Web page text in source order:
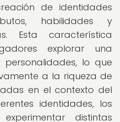
de identidades
habilidades y
Esta característica
explorar una
lo que
a la riqueza de
en el contexto del
identidades, los
distintas